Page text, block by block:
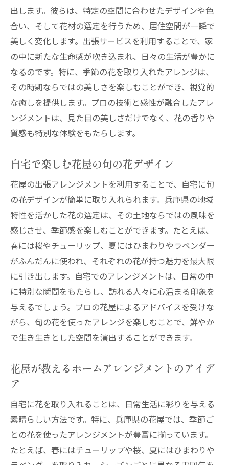
出します。彼らは、特定の空間に合わせたデザインや色
合い、そして花材の選定を行うため、居住空間が一瞬で
美しく変化します。出張サービスを利用することで、家
の中に新たな生命感が吹き込まれ、日々の生活が豊かに
なるのです。特に、季節の花を取り入れたアレンジは、
その時期ならではの美しさを楽しむことができ、視覚的
な癒しを提供します。プロの技術と感性が融合したアレ
ンジメントは、見た目の美しさだけでなく、花の香りや
質感も特別な体験をもたらします。
自宅で楽しむ花屋の旬の花デザイン
花屋の出張アレンジメントを利用することで、自宅に旬
の花デザインが簡単に取り入れられます。兵庫県の地域
特性を活かした花の選定は、その土地ならではの風味を
感じさせ、季節感を楽しむことができます。たとえば、
春には桜やチューリップ、夏にはひまわりやラベンダー
がふんだんに使われ、それぞれの花が持つ魅力を最大限
に引き出します。自宅でのアレンジメントは、日常の中
に特別な瞬間をもたらし、訪れる人々に心温まる印象を
与えるでしょう。プロの花屋によるアドバイスを受けな
がら、旬の花を使ったアレンジを楽しむことで、鮮やか
で生き生きとした空間を演出することができます。
花屋が教えるホームアレンジメントのアイデ
ア
自宅に花を取り入れることは、日常生活に彩りを与える
素晴らしい方法です。特に、兵庫県の花屋では、季節ご
との花を使ったアレンジメントが豊富に揃っています。
たとえば、春にはチューリップや桜、夏にはひまわりや